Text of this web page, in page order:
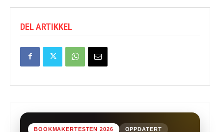
DEL ARTIKKEL
BOOKMAKERTESTEN 2026 OPPDATERT